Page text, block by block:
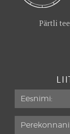
Pärtli tee